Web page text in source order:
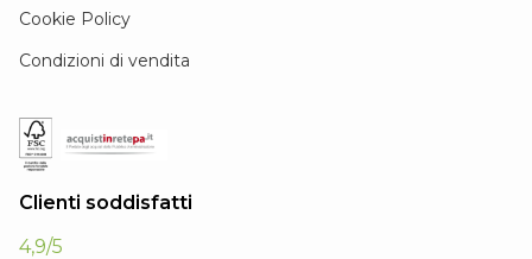
Cookie Policy
Condizioni di vendita
Clienti soddisfatti
4,9/5